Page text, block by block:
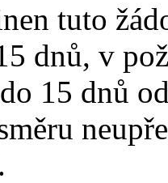
tuto
dnů, v
15 dnů